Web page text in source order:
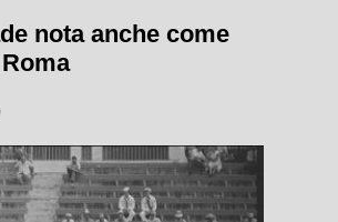
nota anche come